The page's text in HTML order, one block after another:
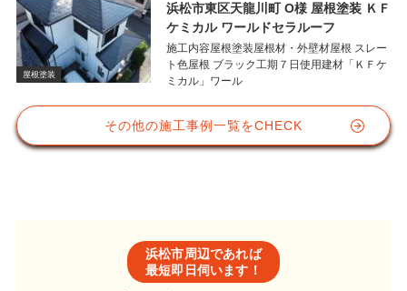
屋根塗装
浜松市東区天龍川町 O様 屋根塗装 ＫＦ
ケミカル ワールドセラルーフ
施工内容屋根塗装屋根材・外壁材屋根 スレー
ト色屋根 ブラック工期７日使用建材「ＫＦケ
ミカル」ワール
その他の施工事例一覧をCHECK
浜松市周辺であれば
最短即日伺います！